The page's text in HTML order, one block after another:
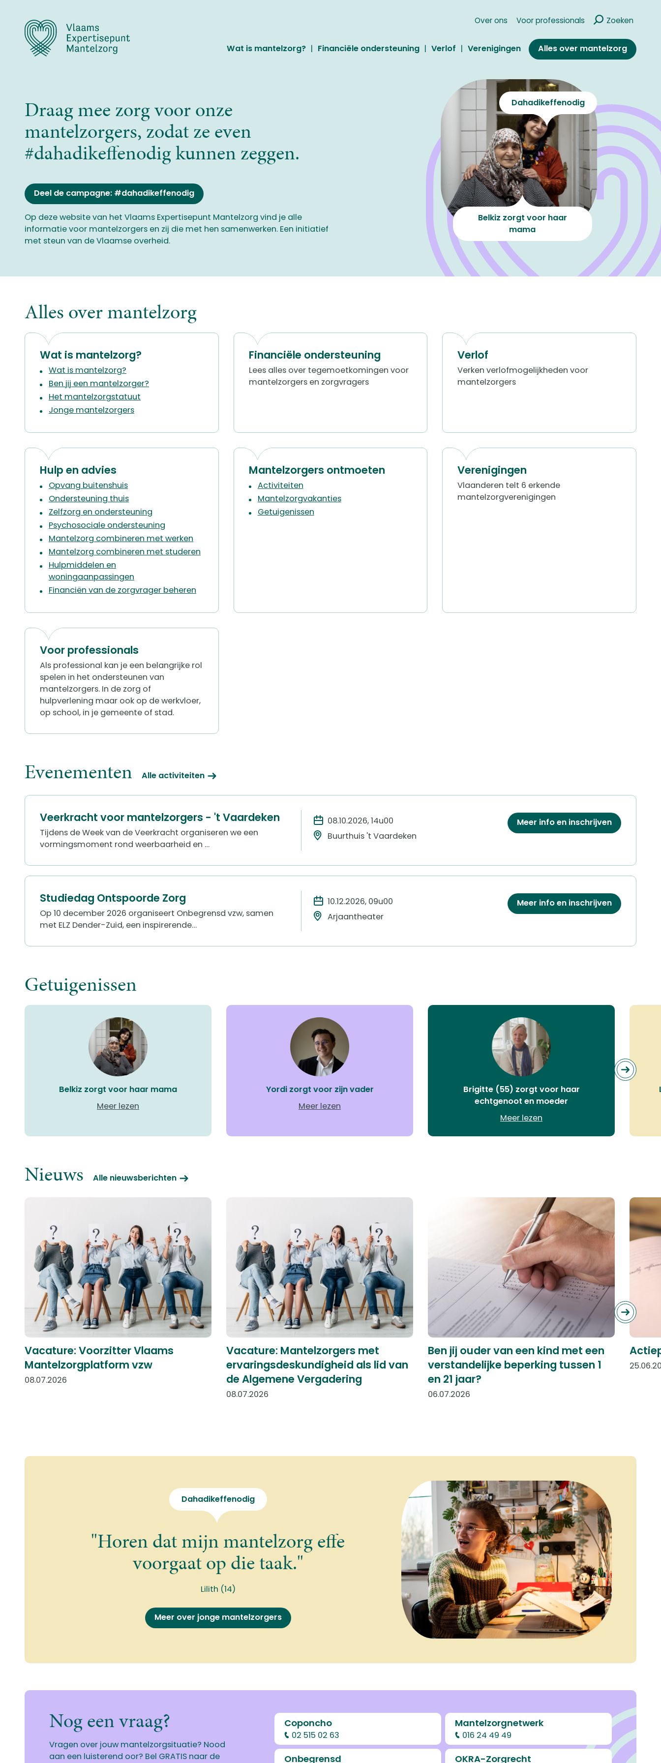
Over ons Voor professionals Zoeken
Wat is mantelzorg? Financiële ondersteuning Verlof Verenigingen Alles over mantelzorg
Draag mee zorg voor onze
mantelzorgers, zodat ze even
#dahadikeffenodig kunnen zeggen.
Deel de campagne: #dahadikeffenodig
Op deze website van het Vlaams Expertisepunt Mantelzorg vind je alle
informatie voor mantelzorgers en zij die met hen samenwerken. Een initiatief
met steun van de Vlaamse overheid.
Dahadikeffenodig
Anouck zorgt voor haar
mama met jongdementie.
Dahadikeffenodig
Yordi zorgt voor zijn vader
Alles over mantelzorg
Wat is mantelzorg?
Wat is mantelzorg?
Ben jij een mantelzorger?
Het mantelzorgstatuut
Jonge mantelzorgers
Financiële ondersteuning
Lees alles over tegemoetkomingen voor
mantelzorgers en zorgvragers
Verlof
Verken verlofmogelijkheden voor
mantelzorgers
Hulp en advies
Opvang buitenshuis
Ondersteuning thuis
Zelfzorg en ondersteuning
Psychosociale ondersteuning
Mantelzorg combineren met werken
Mantelzorg combineren met studeren
Hulpmiddelen en
woningaanpassingen
Financiën van de zorgvrager beheren
Mantelzorgers ontmoeten
Activiteiten
Mantelzorgvakanties
Getuigenissen
Verenigingen
​​Vlaanderen telt 6 erkende
mantelzorgverenigingen
Voor professionals
Als professional kan je een belangrijke rol
spelen in het ondersteunen van
mantelzorgers. In de zorg of
hulpverlening maar ook op de werkvloer,
op school, in je gemeente of stad.
Evenementen Alle activiteiten
Veerkracht voor mantelzorgers - 't Vaardeken
Tijdens de Week van de Veerkracht organiseren we een
vormingsmoment rond weerbaarheid en …
08.10.2026, 14u00
Buurthuis 't Vaardeken
Meer info en inschrijven
Studiedag Ontspoorde Zorg
Op 10 december 2026 organiseert Onbegrensd vzw, samen
met ELZ Dender-Zuid, een inspirerende…
10.12.2026, 09u00
Arjaantheater
Meer info en inschrijven
Getuigenissen
Belkiz zorgt voor haar mama
Meer lezen
Yordi zorgt voor zijn vader
Meer lezen
Brigitte (55) zorgt voor haar
echtgenoot en moeder
Meer lezen
Nieuws Alle nieuwsberichten
Vacature: Voorzitter Vlaams
Mantelzorgplatform vzw
08.07.2026
Vacature: Mantelzorgers met
ervaringsdeskundigheid als lid van
de Algemene Vergadering
08.07.2026
Ben jij ouder van een kind met een
verstandelijke beperking tussen 1
en 21 jaar?
06.07.2026
Dahadikeffenodig
"Horen dat mijn mantelzorg effe
voorgaat op die taak."
Lilith (14)
Meer over jonge mantelzorgers
Nog een vraag?
Vragen over jouw mantelzorgsituatie? Nood
aan een luisterend oor? Bel GRATIS naar de
Coponcho
02 515 02 63
Mantelzorgnetwerk
016 24 49 49
Onbegrensd OKRA-Zorgrecht